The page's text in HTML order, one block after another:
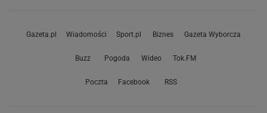
Gazeta.pl Wiadomości Sport.pl Biznes Gazeta Wyborcza
Buzz Pogoda Wideo Tok.FM
Poczta Facebook RSS